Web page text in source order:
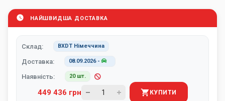
НАЙШВИДША ДОСТАВКА
Склад: BXDT Німеччина
Доставка: 08.09.2026-
Наявність: 20 шт.
449 436 грн КУПИТИ